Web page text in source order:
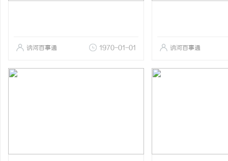
讷河百事通 1970-01-01 讷河百事通